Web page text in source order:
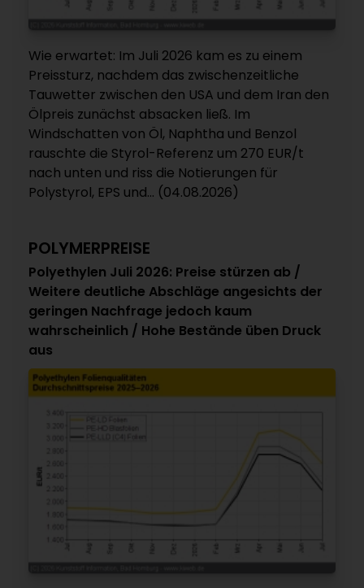
Wie erwartet: Im Juli 2026 kam es zu einem
Preissturz, nachdem das zwischenzeitliche
Tauwetter zwischen den USA und dem Iran den
Ölpreis zunächst absacken ließ. Im
Windschatten von Öl, Naphtha und Benzol
rauschte die Styrol-Referenz um 270 EUR/t
nach unten und riss die Notierungen für
Polystyrol, EPS und... (04.08.2026)
POLYMERPREISE
Polyethylen Juli 2026: Preise stürzen ab /
Weitere deutliche Abschläge angesichts der
geringen Nachfrage jedoch kaum
wahrscheinlich / Hohe Bestände üben Druck
aus